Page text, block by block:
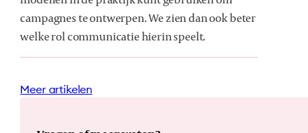
campagnes te ontwerpen. We zien dan ook beter
welke rol communicatie hierin speelt.
Meer artikelen